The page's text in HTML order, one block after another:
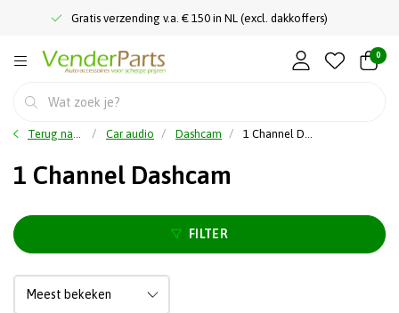
Gratis verzending v.a. € 150 in NL (excl. dakkoffers)
0
Terug naar home Car audio Dashcam 1 Channel Dashcam
1 Channel Dashcam
FILTER